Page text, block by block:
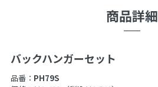
商品詳細
バックハンガーセット
品番： PH79S